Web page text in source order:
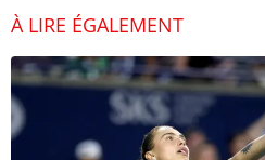
À LIRE ÉGALEMENT